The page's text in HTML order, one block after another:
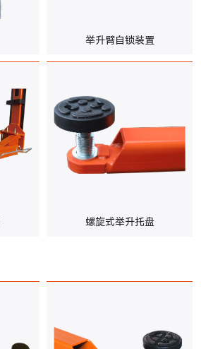
举升臂自锁装置
螺旋式举升托盘